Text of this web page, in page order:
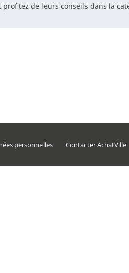
de leurs conseils dans la
personnelles Contacter AchatVille